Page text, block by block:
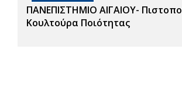
ΠΑΝΕΠΙΣΤΗΜΙΟ ΑΙΓΑΙΟΥ-
Κουλτούρα Ποιότητας